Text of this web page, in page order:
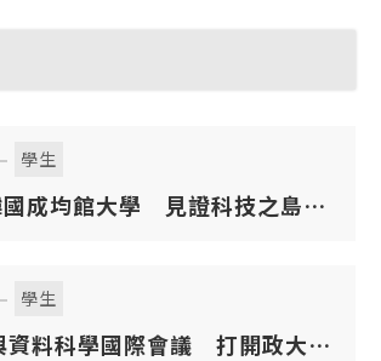
學生
成均館大學 見證科技之島商
學生
資料科學國際會議 打開政大統